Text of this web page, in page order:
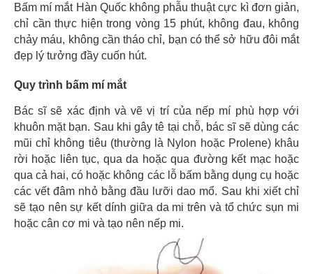
Bấm mí mắt Hàn Quốc không phẫu thuật cực kì đơn giản,
chỉ cần thực hiện trong vòng 15 phút, không đau, không
chảy máu, không cần tháo chỉ, bạn có thể sở hữu đôi mắt
đẹp lý tưởng đầy cuốn hút.
Quy trình bấm mí mắt
Bác sĩ sẽ xác định và vẽ vị trí của nếp mí phù hợp với
khuôn mặt bạn. Sau khi gây tê tại chỗ, bác sĩ sẽ dùng các
mũi chỉ không tiêu (thường là Nylon hoặc Prolene) khâu
rời hoặc liên tục, qua da hoặc qua đường kết mạc hoặc
qua cả hai, có hoặc không các lỗ bấm bằng dụng cụ hoặc
các vết đâm nhỏ bằng đầu lưỡi dao mổ. Sau khi xiết chỉ
sẽ tạo nên sự kết dính giữa da mi trên và tổ chức sụn mi
hoặc cân cơ mi và tạo nên nếp mi.